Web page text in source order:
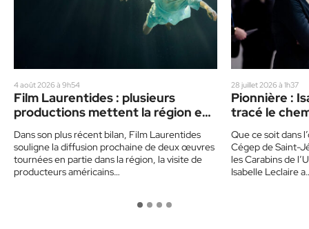
4 août 2026 à 9h54
Film Laurentides : plusieurs
productions mettent la région en
Dans son plus récent bilan, Film Laurentides
souligne la diffusion prochaine de deux œuvres
tournées en partie dans la région, la visite de
producteurs américains…
28 juillet 2026 à 1h37
Pionnière :
tracé le
Que ce soit dans
Cégep de Saint-
les Carabins de
Isabelle Leclaire